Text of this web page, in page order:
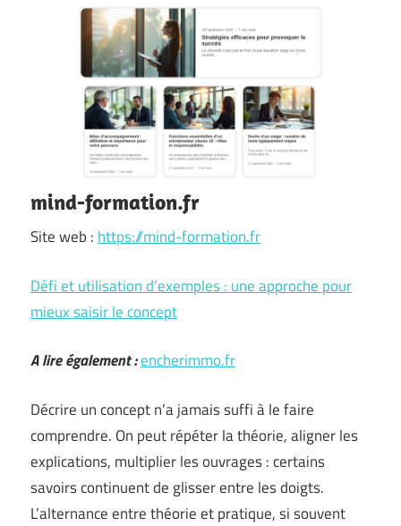
mind-formation.fr
Site web : https://mind-formation.fr
Défi et utilisation d’exemples : une approche pour
mieux saisir le concept
A lire également :encherimmo.fr
Décrire un concept n’a jamais suffi à le faire
comprendre. On peut répéter la théorie, aligner les
explications, multiplier les ouvrages : certains
savoirs continuent de glisser entre les doigts.
L’alternance entre théorie et pratique, si souvent